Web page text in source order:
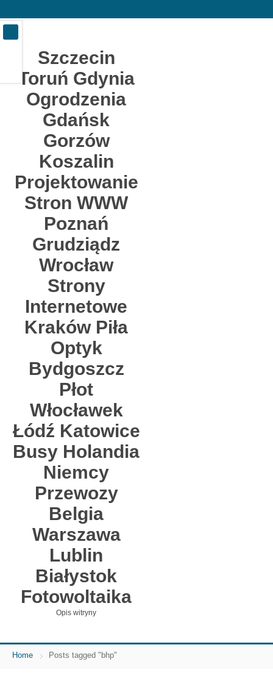
Szczecin
Toruń Gdynia
Ogrodzenia
Gdańsk
Gorzów
Koszalin
Projektowanie
Stron WWW
Poznań
Grudziądz
Wrocław
Strony
Internetowe
Kraków Piła
Optyk
Bydgoszcz
Płot
Włocławek
Łódź Katowice
Busy Holandia
Niemcy
Przewozy
Belgia
Warszawa
Lublin
Białystok
Fotowoltaika
Opis witryny
Home Posts tagged "bhp"